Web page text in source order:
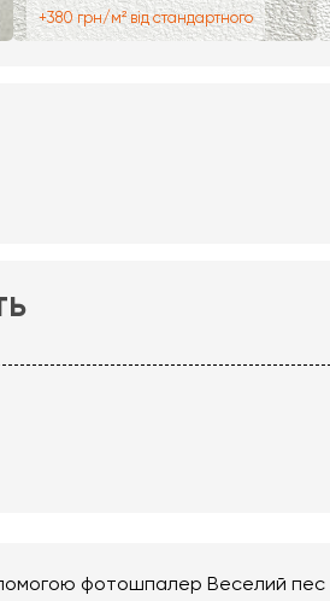
+380 грн/м² від стандартного
фотошпалер Веселий